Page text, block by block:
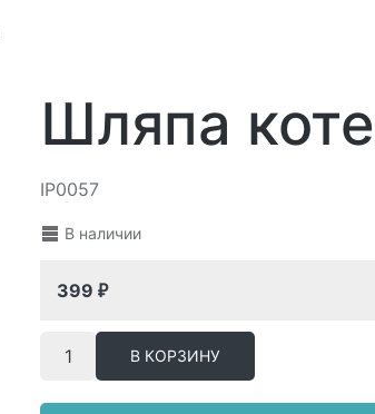
Шляпа
IP0057
В наличии
399 ₽
В КОРЗИНУ